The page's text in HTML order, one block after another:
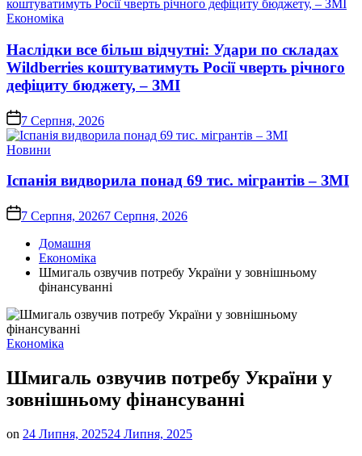
Опублікувати
Економіка
Наслідки все більш відчутні: Удари по складах
Wildberries коштуватимуть Росії чверть річного
дефіциту бюджету, – ЗМІ
on 7 Серпня, 2026
Опублікувати
Новини
Іспанія видворила понад 69 тис. мігрантів – ЗМІ
on 7 Серпня, 20267 Серпня, 2026
Домашня
Економіка
Шмигаль озвучив потребу України у зовнішньому
фінансуванні
Опублікувати
Економіка
Шмигаль озвучив потребу України у
зовнішньому фінансуванні
on 24 Липня, 202524 Липня, 2025